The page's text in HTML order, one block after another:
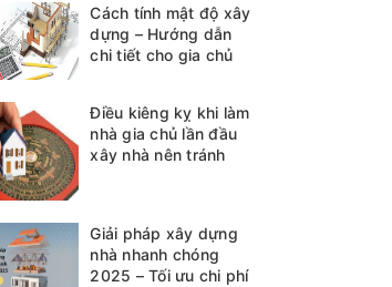
Cách tính mật độ xây
dựng – Hướng dẫn
chi tiết cho gia chủ
Điều kiêng kỵ khi làm
nhà gia chủ lần đầu
xây nhà nên tránh
Giải pháp xây dựng
nhà nhanh chóng
2025 – Tối ưu chi phí